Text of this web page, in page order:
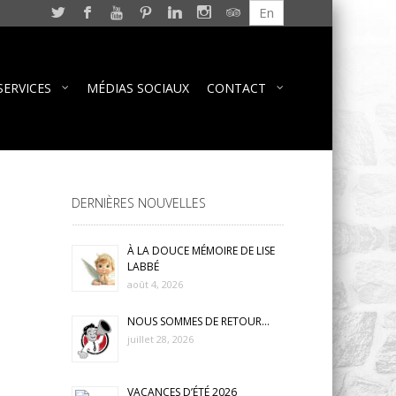
En
MÉDIAS SOCIAUX CONTACT
DERNIÈRES NOUVELLES
À LA DOUCE MÉMOIRE DE LISE
LABBÉ
août 4, 2026
NOUS SOMMES DE RETOUR…
juillet 28, 2026
VACANCES D’ÉTÉ 2026